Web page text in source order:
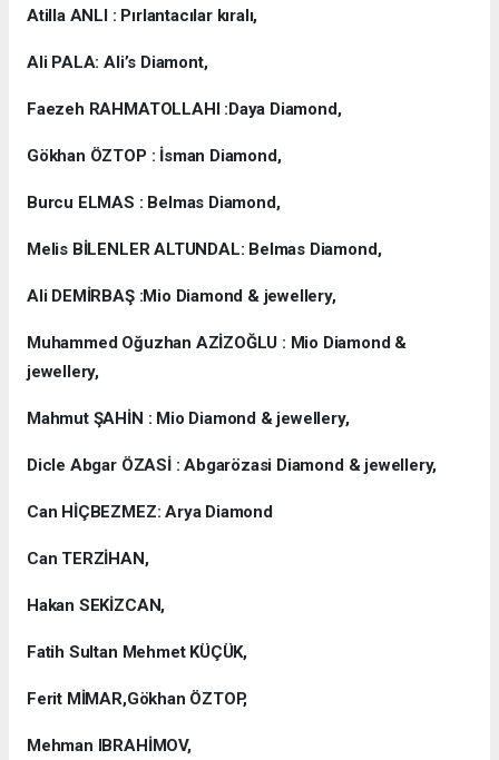
Atilla ANLI : Pırlantacılar kıralı,
Ali PALA: Ali’s Diamont,
Faezeh RAHMATOLLAHI :Daya Diamond,
Gökhan ÖZTOP : İsman Diamond,
Burcu ELMAS : Belmas Diamond,
Melis BİLENLER ALTUNDAL: Belmas Diamond,
Ali DEMİRBAŞ :Mio Diamond & jewellery,
Muhammed Oğuzhan AZİZOĞLU : Mio Diamond &
jewellery,
Mahmut ŞAHİN : Mio Diamond & jewellery,
Dicle Abgar ÖZASİ : Abgarözasi Diamond & jewellery,
Can HİÇBEZMEZ: Arya Diamond
Can TERZİHAN,
Hakan SEKİZCAN,
Fatih Sultan Mehmet KÜÇÜK,
Ferit MİMAR,Gökhan ÖZTOP,
Mehman IBRAHİMOV,